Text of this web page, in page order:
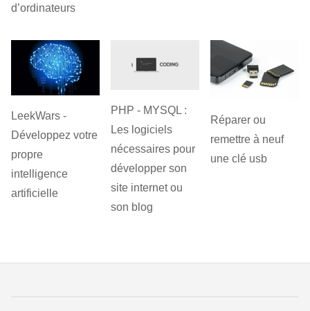
d’ordinateurs
LeekWars -
Développez votre
propre
intelligence
artificielle
PHP - MYSQL :
Les logiciels
nécessaires pour
développer son
site internet ou
son blog
Réparer ou
remettre à neuf
une clé usb